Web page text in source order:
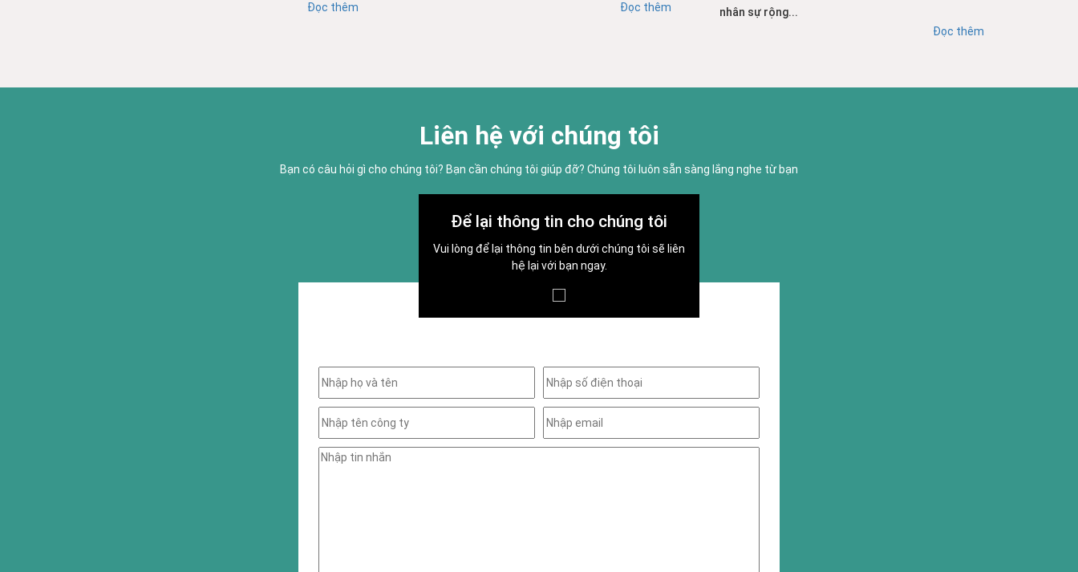
Đọc thêm
Đọc thêm
nhân sự rộng...
Đọc thêm
Liên hệ với chúng tôi
Bạn có câu hỏi gì cho chúng tôi? Bạn cần chúng tôi giúp đỡ? Chúng tôi luôn sẵn sàng lắng nghe từ bạn
Để lại thông tin cho chúng tôi
Vui lòng để lại thông tin bên dưới chúng tôi sẽ liên
hệ lại với bạn ngay.